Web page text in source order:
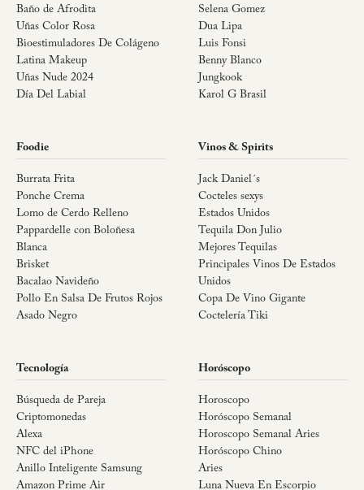
Baño de Afrodita
Uñas Color Rosa
Bioestimuladores De Colágeno
Latina Makeup
Uñas Nude 2024
Día Del Labial
Selena Gomez
Dua Lipa
Luis Fonsi
Benny Blanco
Jungkook
Karol G Brasil
Foodie
Burrata Frita
Ponche Crema
Lomo de Cerdo Relleno
Pappardelle con Boloñesa
Blanca
Brisket
Bacalao Navideño
Pollo En Salsa De Frutos Rojos
Asado Negro
Vinos & Spirits
Jack Daniel´s
Cocteles sexys
Estados Unidos
Tequila Don Julio
Mejores Tequilas
Principales Vinos De Estados
Unidos
Copa De Vino Gigante
Coctelería Tiki
Tecnología
Búsqueda de Pareja
Criptomonedas
Alexa
NFC del iPhone
Anillo Inteligente Samsung
Amazon Prime Air
Horóscopo
Horoscopo
Horóscopo Semanal
Horoscopo Semanal Aries
Horóscopo Chino
Aries
Luna Nueva En Escorpio